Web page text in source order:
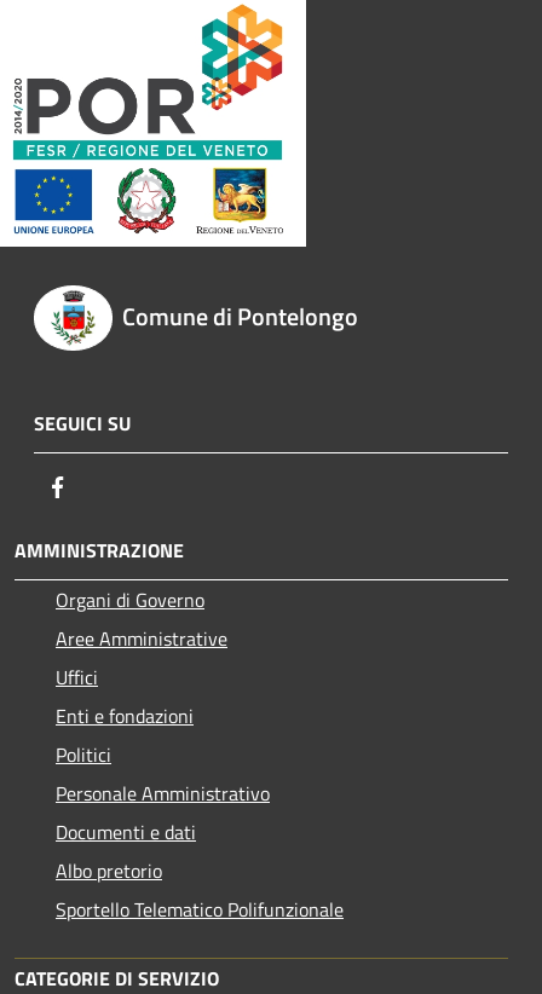
Comune di Pontelongo
SEGUICI SU
AMMINISTRAZIONE
Organi di Governo
Aree Amministrative
Uffici
Enti e fondazioni
Politici
Personale Amministrativo
Documenti e dati
Albo pretorio
Sportello Telematico Polifunzionale
CATEGORIE DI SERVIZIO